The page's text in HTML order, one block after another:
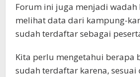
Forum ini juga menjadi
melihat data dari kampung-
sudah terdaftar sebagai
Kita perlu mengetahui berapa
sudah terdaftar karena, sesuai